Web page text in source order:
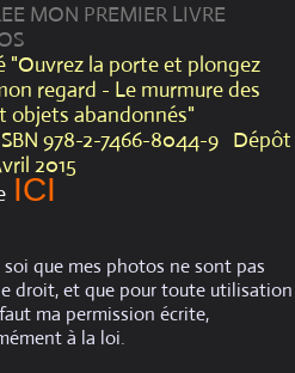
MON PREMIER LIVRE
"Ouvrez la porte et plongez
regard - Le murmure des
objets abandonnés"
978-2-7466-8044-9 Dépôt
2015
ICI
soi que mes photos ne sont pas
droit, et que pour toute utilisation
ma permission écrite,
à la loi.